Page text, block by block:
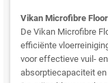
Vikan Microfibre
De Vikan Microfibre
efficiënte
voor effectieve vuil-
absorptiecapaciteit